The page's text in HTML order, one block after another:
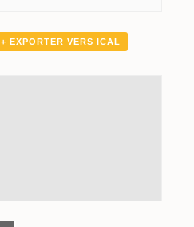
+ EXPORTER VERS ICAL